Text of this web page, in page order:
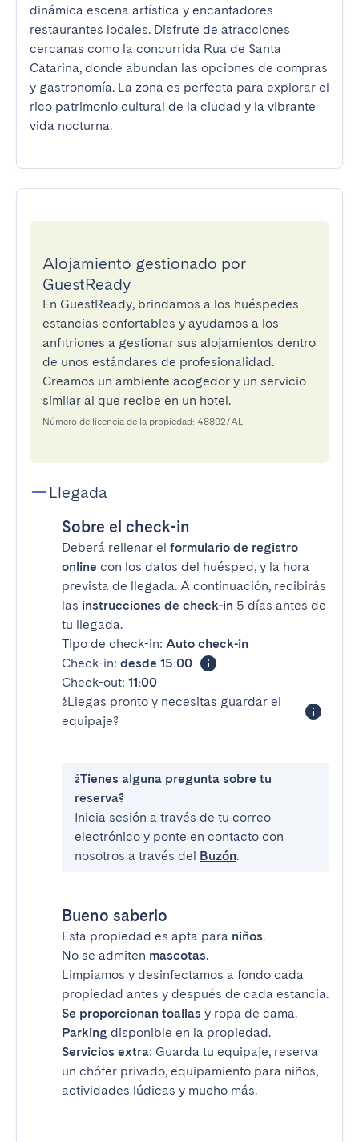
dinámica escena artística y encantadores
restaurantes locales. Disfrute de atracciones
cercanas como la concurrida Rua de Santa
Catarina, donde abundan las opciones de compras
y gastronomía. La zona es perfecta para explorar el
rico patrimonio cultural de la ciudad y la vibrante
vida nocturna.
Alojamiento gestionado por
GuestReady
En GuestReady, brindamos a los huéspedes
estancias confortables y ayudamos a los
anfitriones a gestionar sus alojamientos dentro
de unos estándares de profesionalidad.
Creamos un ambiente acogedor y un servicio
similar al que recibe en un hotel.
Número de licencia de la propiedad: 48892/AL
Llegada
Sobre el check-in
Deberá rellenar el formulario de registro
online con los datos del huésped, y la hora
prevista de llegada. A continuación, recibirás
las instrucciones de check-in 5 días antes de
tu llegada.
Tipo de check-in: Auto check-in
Check-in: desde 15:00
Check-out: 11:00
¿Llegas pronto y necesitas guardar el
equipaje?
¿Tienes alguna pregunta sobre tu
reserva?
Inicia sesión a través de tu correo
electrónico y ponte en contacto con
nosotros a través del Buzón.
Bueno saberlo
Esta propiedad es apta para niños.
No se admiten mascotas.
Limpiamos y desinfectamos a fondo cada
propiedad antes y después de cada estancia.
Se proporcionan toallas y ropa de cama.
Parking disponible en la propiedad.
Servicios extra: Guarda tu equipaje, reserva
un chófer privado, equipamiento para niños,
actividades lúdicas y mucho más.